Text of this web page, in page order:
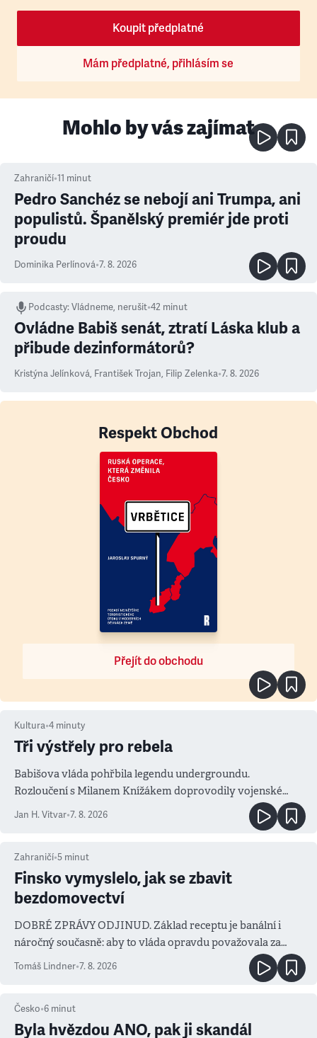
Koupit předplatné
Mám předplatné, přihlásím se
Mohlo by vás zajímat
Zahraničí•11 minut
Pedro Sanchéz se nebojí ani Trumpa, ani
populistů. Španělský premiér jde proti
proudu
Dominika Perlínová•7. 8. 2026
Podcasty:Vládneme, nerušit•42 minut
Ovládne Babiš senát, ztratí Láska klub a
přibude dezinformátorů?
Kristýna Jelínková, František Trojan, Filip Zelenka•7. 8. 2026
Respekt Obchod
Přejít do obchodu
Kultura•4 minuty
Tři výstřely pro rebela
Babišova vláda pohřbila legendu undergroundu.
Rozloučení s Milanem Knížákem doprovodily vojenské
salvy i kritika pokrokářů
Jan H. Vitvar•7. 8. 2026
Zahraničí•5 minut
Finsko vymyslelo, jak se zbavit
bezdomovectví
DOBRÉ ZPRÁVY ODJINUD. Základ receptu je banální i
náročný současně: aby to vláda opravdu považovala za
prioritu
Tomáš Lindner•7. 8. 2026
Česko•6 minut
Byla hvězdou ANO, pak ji skandál